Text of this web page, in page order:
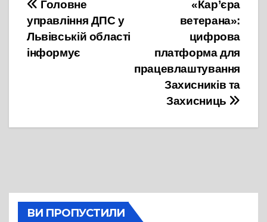
Навігація
записів
«Кар’єра
ветерана»:
цифрова
платформа для
працевлаштування
Захисників та
Захисниць
Головне
управління ДПС у
Львівській області
інформує
ВИ ПРОПУСТИЛИ